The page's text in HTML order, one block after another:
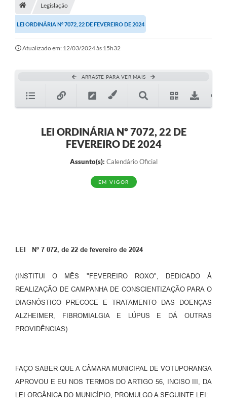
A História
Galeria de Fotos
Notícias
Arquivos para Download
Audiências Públicas
Editais
Agenda
Legislação
LEI ORDINÁRIA Nº 7072, 22 DE FEVEREIRO DE 2024
Atualizado em: 12/03/2024 às 15h32
ARRASTE PARA VER MAIS
LEI ORDINÁRIA Nº 7072, 22 DE
FEVEREIRO DE 2024
Assunto(s): Calendário Oficial
EM VIGOR
LEI Nº 7 072, de 22 de fevereiro de 2024
(INSTITUI O MÊS "FEVEREIRO ROXO", DEDICADO À
REALIZAÇÃO DE CAMPANHA DE CONSCIENTIZAÇÃO PARA O
DIAGNÓSTICO PRECOCE E TRATAMENTO DAS DOENÇAS
ALZHEIMER, FIBROMIALGIA E LÚPUS E DÁ OUTRAS
PROVIDÊNCIAS)
FAÇO SABER QUE A CÂMARA MUNICIPAL DE VOTUPORANGA
APROVOU E EU NOS TERMOS DO ARTIGO 56, INCISO III, DA
LEI ORGÂNICA DO MUNICÍPIO, PROMULGO A SEGUINTE LEI: